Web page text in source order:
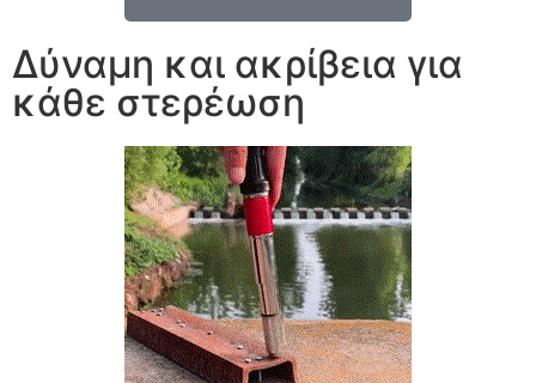
Δύναμη και ακρίβεια για
κάθε στερέωση